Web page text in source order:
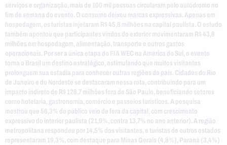
serviços e organização, mais de 100 mil pessoas circularam pelo autódromo no
fim de semana do evento. O consumo deixou marcas expressivas. Apenas em
hospedagem, os turistas injetaram R$ 45,6 milhões na capital paulista. O estudo
também apontou que participantes vindos do exterior movimentaram R$ 43,8
milhões em hospedagem, alimentação, transporte e outros gastos
operacionais. Por ser a única etapa do FIA WEC na América do Sul, o evento
torna o Brasil um destino estratégico, estimulando que muitos visitantes
prolonguem sua estadia para conhecer outras regiões do país. Cidades do Rio
de Janeiro e do Nordeste se destacaram nessa rota, contribuindo para um
impacto indireto de R$ 128,7 milhões fora de São Paulo, beneficiando setores
como hotelaria, gastronomia, comércio e passeios turísticos. A pesquisa
mostrou que 56,3% do público veio de fora da capital, com crescimento
expressivo do interior paulista (21,9%, contra 13,7% no ano anterior). A região
metropolitana respondeu por 14,5% dos visitantes, e turistas de outros estados
representaram 19,3%, com destaque para Minas Gerais (4,8%), Paraná (3,4%)